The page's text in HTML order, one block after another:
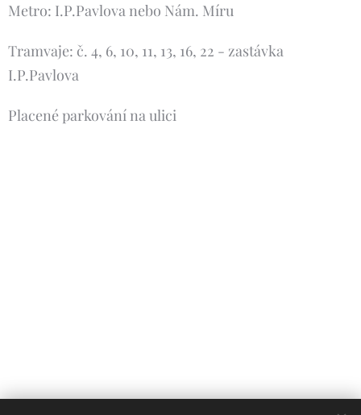
Metro: I.P.Pavlova nebo Nám. Míru
Tramvaje: č. 4, 6, 10, 11, 13, 16, 22 - zastávka
I.P.Pavlova
Placené parkování na ulici